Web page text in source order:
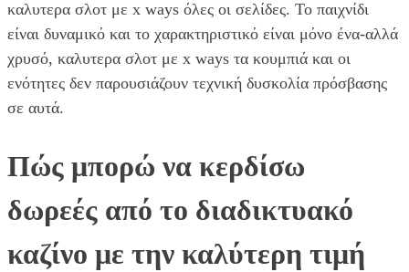
καλυτερα σλοτ με x ways όλες οι σελίδες. Το παιχνίδι
είναι δυναμικό και το χαρακτηριστικό είναι μόνο ένα-αλλά
χρυσό, καλυτερα σλοτ με x ways τα κουμπιά και οι
ενότητες δεν παρουσιάζουν τεχνική δυσκολία πρόσβασης
σε αυτά.
Πώς μπορώ να κερδίσω
δωρεές από το διαδικτυακό
καζίνο με την καλύτερη τιμή